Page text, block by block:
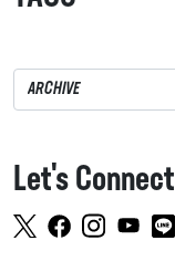
Let's Connect